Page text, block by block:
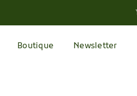
Boutique Newsletter